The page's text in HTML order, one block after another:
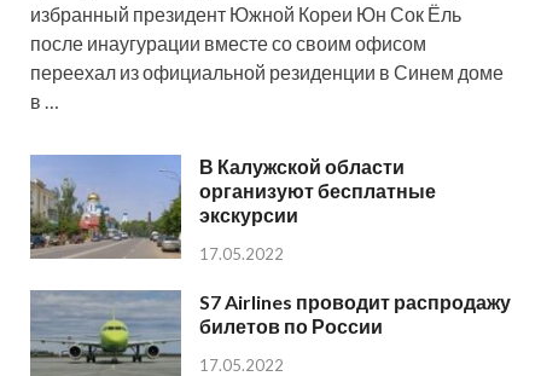
избранный президент Южной Кореи Юн Сок Ёль
после инаугурации вместе со своим офисом
переехал из официальной резиденции в Синем доме
в …
В Калужской области
организуют бесплатные
экскурсии
17.05.2022
S7 Airlines проводит распродажу
билетов по России
17.05.2022